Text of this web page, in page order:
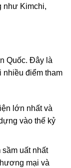
như Kimchi,
Quốc. Đây là
nhiều điểm tham
lớn nhất và
vào thế kỷ
sầm uất nhất
mại và